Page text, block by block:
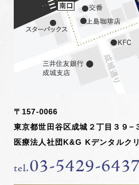
〒157-0066
東京都世田谷区成城２丁目３９−
医療法人社団K&G Kデンタルク
tel.03-5429-6437